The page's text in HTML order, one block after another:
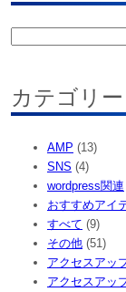
カテゴリー
AMP (13)
SNS (4)
wordpress関連
おすすめアイ
すべて (9)
その他 (51)
アクセスアッ
アクセスアッ